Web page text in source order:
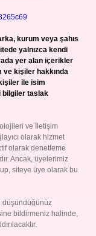
kurum veya şahıs
yalnızca kendi
yer alan içerikler
ve kişiler hakkında
ile isim
bilgiler taslak
ve İletişim
olarak hizmet
olarak denetleme
Ancak, üyelerimiz
siteye üye olarak bu
düşündüğünüz
bildirmeniz halinde,